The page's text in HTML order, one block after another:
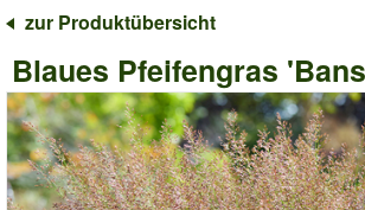
zur Produktübersicht
Blaues Pfeifengras